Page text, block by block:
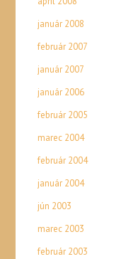
január 2008
február 2007
január 2007
január 2006
február 2005
marec 2004
február 2004
január 2004
jún 2003
marec 2003
február 2003